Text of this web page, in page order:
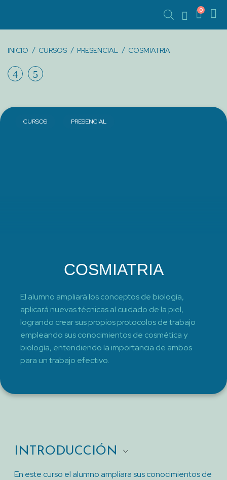
0
INICIO CURSOS PRESENCIAL COSMIATRIA
PRODUCT
CURSOPERFECCIONAMIENTO
MAQUILLAJE
CURSOS PRESENCIAL
COSMIATRIA
El alumno ampliará los conceptos de biología,
aplicará nuevas técnicas al cuidado de la piel,
logrando crear sus propios protocolos de trabajo
empleando sus conocimientos de cosmética y
biología, entendiendo la importancia de ambos
para un trabajo efectivo.
INTRODUCCIÓN
En este curso el alumno ampliara sus conocimientos de